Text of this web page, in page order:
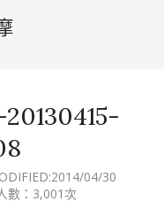
2014/04/30
數：3,001次